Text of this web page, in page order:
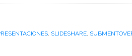
, SLIDESHARE,